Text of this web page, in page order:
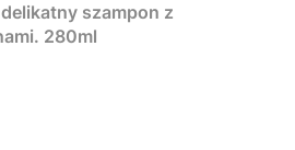
szampon z
280ml